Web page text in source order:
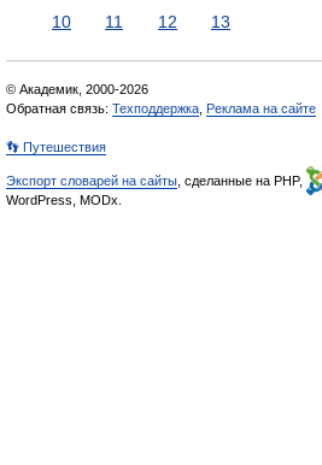
10
11 12 13
© Академик, 2000-2026
Обратная связь: Техподдержка Реклама на сайте
👣 Путешествия
Экспорт словарей на сайты , сделанные на PHP,
WordPress, MODx.